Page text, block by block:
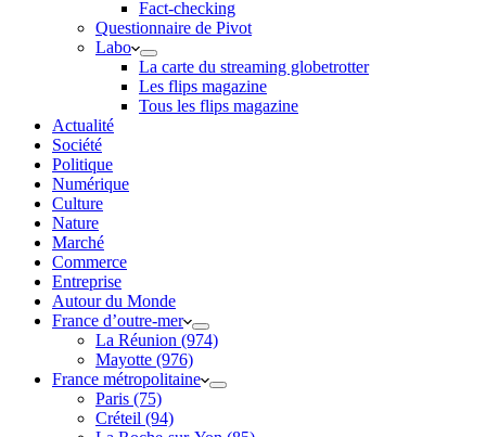
Fact-checking
Questionnaire de Pivot
Labo
La carte du streaming globetrotter
Les flips magazine
Tous les flips magazine
Actualité
Société
Politique
Numérique
Culture
Nature
Marché
Commerce
Entreprise
Autour du Monde
France d’outre-mer
La Réunion (974)
Mayotte (976)
France métropolitaine
Paris (75)
Créteil (94)